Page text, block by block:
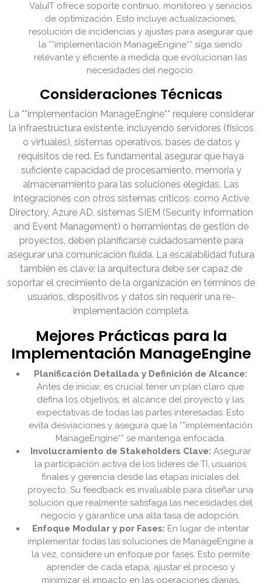
ValuIT ofrece soporte continuo, monitoreo y servicios
de optimización. Esto incluye actualizaciones,
resolución de incidencias y ajustes para asegurar que
la **implementación ManageEngine** siga siendo
relevante y eficiente a medida que evolucionan las
necesidades del negocio.
Consideraciones Técnicas
La **implementación ManageEngine** requiere considerar
la infraestructura existente, incluyendo servidores (físicos
o virtuales), sistemas operativos, bases de datos y
requisitos de red. Es fundamental asegurar que haya
suficiente capacidad de procesamiento, memoria y
almacenamiento para las soluciones elegidas. Las
integraciones con otros sistemas críticos, como Active
Directory, Azure AD, sistemas SIEM (Security Information
and Event Management) o herramientas de gestión de
proyectos, deben planificarse cuidadosamente para
asegurar una comunicación fluida. La escalabilidad futura
también es clave; la arquitectura debe ser capaz de
soportar el crecimiento de la organización en términos de
usuarios, dispositivos y datos sin requerir una re-
implementación completa.
Mejores Prácticas para la
Implementación ManageEngine
Planificación Detallada y Definición de Alcance:
Antes de iniciar, es crucial tener un plan claro que
defina los objetivos, el alcance del proyecto y las
expectativas de todas las partes interesadas. Esto
evita desviaciones y asegura que la **implementación
ManageEngine** se mantenga enfocada.
Involucramiento de Stakeholders Clave: Asegurar
la participación activa de los líderes de TI, usuarios
finales y gerencia desde las etapas iniciales del
proyecto. Su feedback es invaluable para diseñar una
solución que realmente satisfaga las necesidades del
negocio y garantice una alta tasa de adopción.
Enfoque Modular y por Fases: En lugar de intentar
implementar todas las soluciones de ManageEngine a
la vez, considere un enfoque por fases. Esto permite
aprender de cada etapa, ajustar el proceso y
minimizar el impacto en las operaciones diarias,